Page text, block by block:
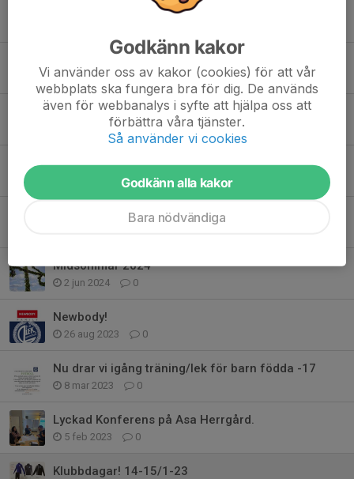
Uppstart för pojkar o flickor födda 2020
31 maj 2025 0
Nytt Bankgiro på våra fakturor
12 jan 2025 0
Årsfest 2024!
0
Midsommar 2024
2 jun 2024 0
Newbody!
26 aug 2023 0
Nu drar vi igång träning/lek för barn födda -17
8 mar 2023 0
Lyckad Konferens på Asa Herrgård.
5 feb 2023 0
Klubbdagar! 14-15/1-23
Godkänn kakor
Vi använder oss av kakor (cookies) för att vår
webbplats ska fungera bra för dig. De används
även för webbanalys i syfte att hjälpa oss att
förbättra våra tjänster.
Så använder vi cookies
Godkänn alla kakor
Bara nödvändiga